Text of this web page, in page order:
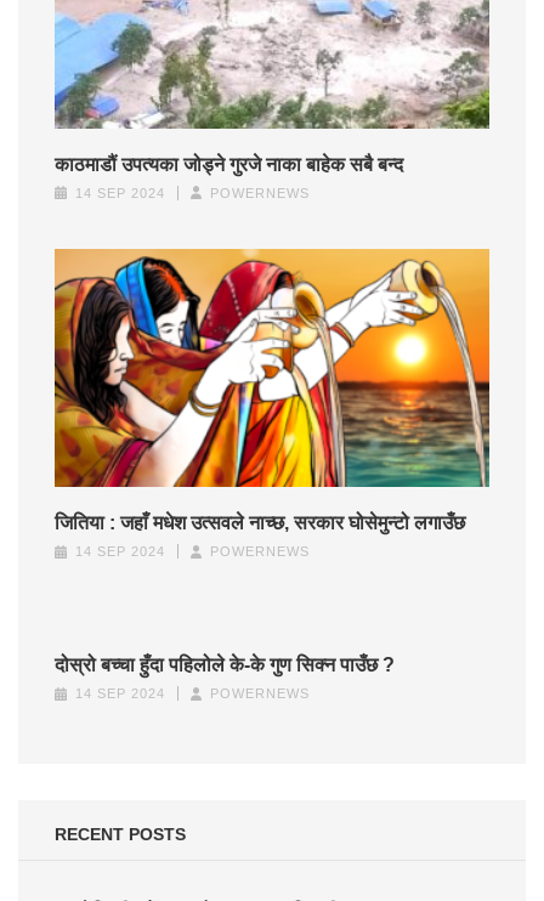
काठमाडौं उपत्यका जोड्ने गुरजे नाका बाहेक सबै बन्द
14 SEP 2024 POWERNEWS
जितिया : जहाँ मधेश उत्सवले नाच्छ, सरकार घोसेमुन्टो लगाउँछ
14 SEP 2024 POWERNEWS
दोस्रो बच्चा हुँदा पहिलोले के-के गुण सिक्न पाउँछ ?
14 SEP 2024 POWERNEWS
RECENT POSTS